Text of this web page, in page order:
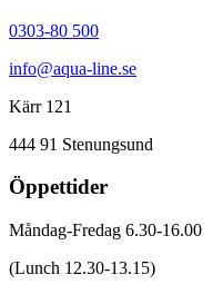
0303-80 500
info@aqua-line.se
Kärr 121
444 91 Stenungsund
Öppettider
Måndag-Fredag 6.30-16.00
(Lunch 12.30-13.15)